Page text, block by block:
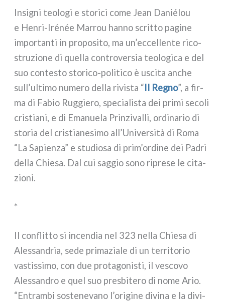
Insigni teo­lo­gi e sto­ri­ci come Jean Daniélou
e Henri-Irénée Marrou han­no scrit­to pagi­ne
impor­tan­ti in pro­po­si­to, ma un’eccellente rico­
stru­zio­ne di quel­la con­tro­ver­sia teo­lo­gi­ca e del
suo con­te­sto storico-politico è usci­ta anche
sull’ultimo nume­ro del­la rivi­sta “Il Regno”, a fir­
ma di Fabio Ruggiero, spe­cia­li­sta dei pri­mi seco­li
cri­stia­ni, e di Emanuela Prinzivalli, ordi­na­rio di
sto­ria del cri­stia­ne­si­mo all’Università di Roma
“La Sapienza” e stu­dio­sa di prim’ordine dei Padri
del­la Chiesa. Dal cui sag­gio sono ripre­se le cita­
zio­ni.
*
Il con­flit­to si incen­dia nel 323 nel­la Chiesa di
Alessandria, sede pri­ma­zia­le di un ter­ri­to­rio
vastis­si­mo, con due pro­ta­go­ni­sti, il vesco­vo
Alessandro e quel suo pre­sbi­te­ro di nome Ario.
“Entrambi soste­ne­va­no l’origine divi­na e la divi­